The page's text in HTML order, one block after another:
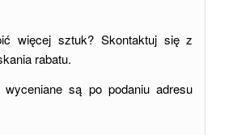
więcej sztuk? Skontaktuj się z
rabatu.
są po podaniu adresu